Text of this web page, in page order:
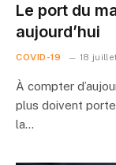
Le port du
aujourd’hui
COVID-19 18
À compter
plus doivent
la…